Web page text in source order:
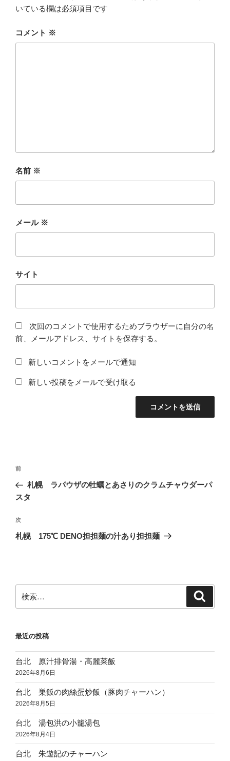
いている欄は必須項目です
コメント ※
名前 ※
メール ※
サイト
次回のコメントで使用するためブラウザーに自分の名
前、メールアドレス、サイトを保存する。
新しいコメントをメールで通知
新しい投稿をメールで受け取る
投
ナ
ゲ
ー
前
の
投
前
札幌 ラパウザの牡蠣とあさりのクラムチャウダーパ
スタ
次
の
次
札幌 175℃ DENO担担麺の汁あり担担麺
索:
最近の投稿
台北 原汁排骨湯・高麗菜飯
2026年8月6日
台北 巣飯の肉絲蛋炒飯（豚肉チャーハン）
2026年8月5日
台北 湯包洪の小籠湯包
2026年8月4日
台北 朱遊記のチャーハン